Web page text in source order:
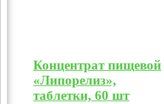
Концентрат пищевой
«Липорелиз»,
таблетки, 60 шт